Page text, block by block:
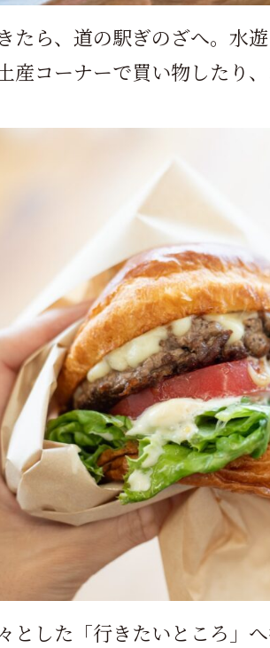
たら、道の駅ぎのざへ。水
産コーナーで買い物したり
とした「行きたいところ」